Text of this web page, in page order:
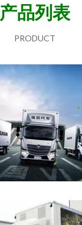
产品列表
PRODUCT